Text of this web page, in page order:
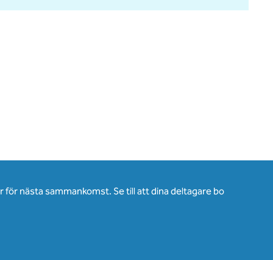
nästa sammankomst. Se till att dina deltagare bo